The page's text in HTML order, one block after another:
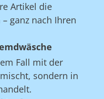
Artikel die
ganz nach Ihren
Fall mit der
sondern in